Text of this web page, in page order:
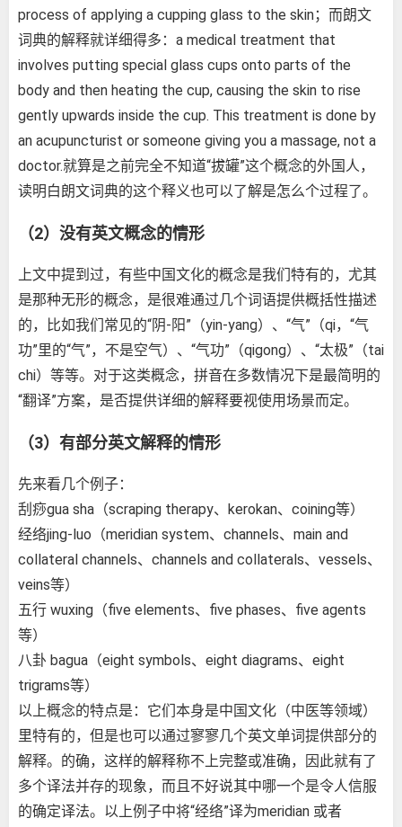
process of applying a cupping glass to the skin；而朗文
词典的解释就详细得多：a medical treatment that
involves putting special glass cups onto parts of the
body and then heating the cup, causing the skin to rise
gently upwards inside the cup. This treatment is done by
an acupuncturist or someone giving you a massage, not a
doctor.就算是之前完全不知道“拔罐”这个概念的外国人，
读明白朗文词典的这个释义也可以了解是怎么个过程了。
（2）没有英文概念的情形
上文中提到过，有些中国文化的概念是我们特有的，尤其
是那种无形的概念，是很难通过几个词语提供概括性描述
的，比如我们常见的“阴-阳”（yin-yang）、“气”（qi，“气
功”里的“气”，不是空气）、“气功”（qigong）、“太极”（tai
chi）等等。对于这类概念，拼音在多数情况下是最简明的
“翻译”方案，是否提供详细的解释要视使用场景而定。
（3）有部分英文解释的情形
先来看几个例子：
刮痧gua sha（scraping therapy、kerokan、coining等）
经络jing-luo（meridian system、channels、main and
collateral channels、channels and collaterals、vessels、
veins等）
五行 wuxing（five elements、five phases、five agents
等）
八卦 bagua（eight symbols、eight diagrams、eight
trigrams等）
以上概念的特点是：它们本身是中国文化（中医等领域）
里特有的，但是也可以通过寥寥几个英文单词提供部分的
解释。的确，这样的解释称不上完整或准确，因此就有了
多个译法并存的现象，而且不好说其中哪一个是令人信服
的确定译法。以上例子中将“经络”译为meridian 或者